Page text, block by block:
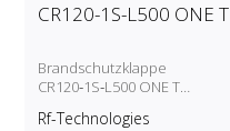
CR120-1S-L500 ONE T
Brandschutzklappe
CR120‑1S‑L500 ONE T
Rf-Technologies